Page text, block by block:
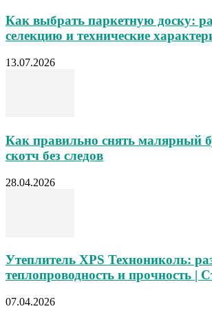
Как выбрать паркетную доску:
селекцию и технические
13.07.2026
Как правильно снять малярный
скотч без следов
28.04.2026
Утеплитель XPS Технониколь:
теплопроводность и прочность |
07.04.2026